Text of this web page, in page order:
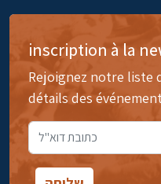
inscription à la
Rejoignez notre liste
détails des